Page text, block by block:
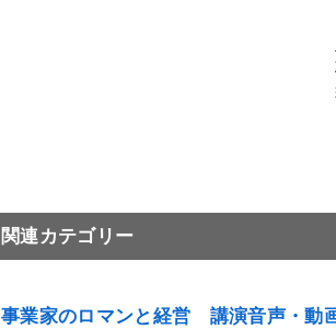
関連カテゴリー
事業家のロマンと経営 講演音声・動